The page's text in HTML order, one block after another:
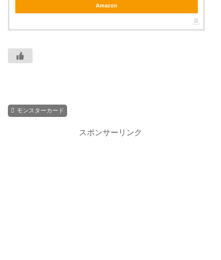
Amazon
モンスターカード
スポンサーリンク